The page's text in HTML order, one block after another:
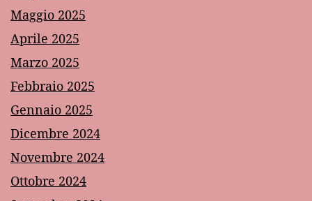
Maggio 2025
Aprile 2025
Marzo 2025
Febbraio 2025
Gennaio 2025
Dicembre 2024
Novembre 2024
Ottobre 2024